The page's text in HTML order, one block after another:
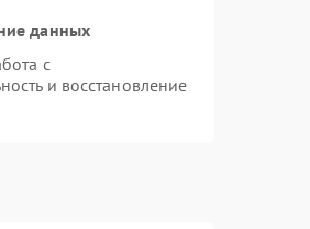
данных
с
и восстановление